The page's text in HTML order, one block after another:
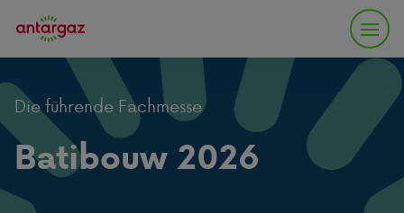
Die führende Fachmesse
Batibouw 2026